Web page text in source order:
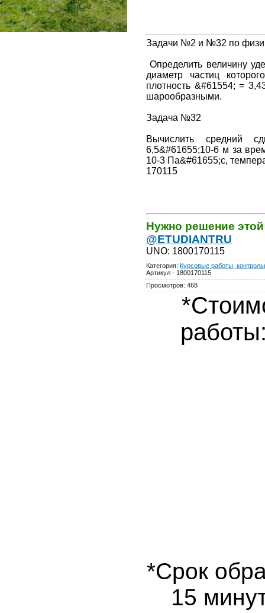
Задачи №2 и №32 по
Определить величину
диаметр частиц
плотность &#61554; =
шарообразными.
Задача №32
Вычислить средний
6,5&#61655;10-6 м за
10-3 Па&#61655;с,
170115
Нужно решение
@ETUDIANTRU
UNO: 1800170115
Категория: Курсовые работы,
Артикул - 1800170115
Просмотров: 468
*Срок
15